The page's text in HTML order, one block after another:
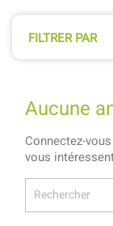
FILTRER PAR
Aucune
Connectez-
vous